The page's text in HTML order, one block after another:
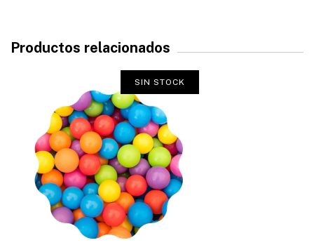
Productos relacionados
SIN STOCK